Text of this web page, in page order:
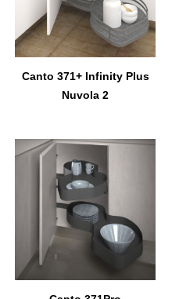
Canto 371+ Infinity Plus
Nuvola 2